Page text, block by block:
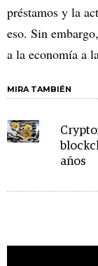
préstamos y la
eso. Sin
a la economía a
MIRA TAMBIÉN
años